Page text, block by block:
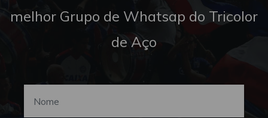
melhor Grupo de Whatsap do Tricolor
de Aço